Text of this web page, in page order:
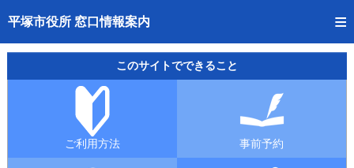
平塚市役所 窓口情報案内
トップページへ
ご利用方法
事前予約
予約状況確認
窓口混雑状況
このサイトでできること
ご利用方法 事前予約